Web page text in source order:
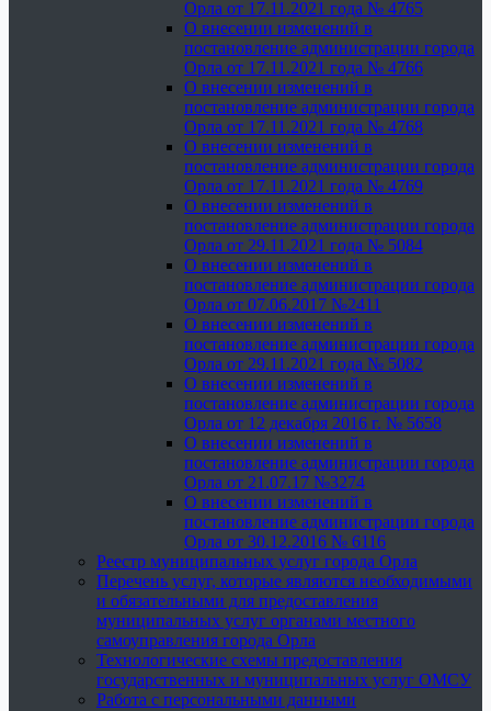
Орла от 17.11.2021 года № 4765
О внесении изменений в
постановление администрации города
Орла от 17.11.2021 года № 4766
О внесении изменений в
постановление администрации города
Орла от 17.11.2021 года № 4768
О внесении изменений в
постановление администрации города
Орла от 17.11.2021 года № 4769
О внесении изменений в
постановление администрации города
Орла от 29.11.2021 года № 5084
О внесении изменений в
постановление администрации города
Орла от 07.06.2017 №2411
О внесении изменений в
постановление администрации города
Орла от 29.11.2021 года № 5082
О внесении изменений в
постановление администрации города
Орла от 12 декабря 2016 г. № 5658
О внесении изменений в
постановление администрации города
Орла от 21.07.17 №3274
О внесении изменений в
постановление администрации города
Орла от 30.12.2016 № 6116
Реестр муниципальных услуг города Орла
Перечень услуг, которые являются необходимыми
и обязательными для предоставления
муниципальных услуг органами местного
самоуправления города Орла
Технологические схемы предоставления
государственных и муниципальных услуг ОМСУ
Работа с персональными данными